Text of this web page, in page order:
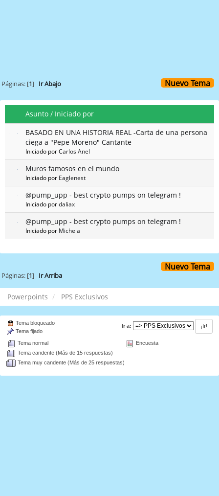
Páginas: [1] Ir Abajo Nuevo Tema
Asunto / Iniciado por
BASADO EN UNA HISTORIA REAL -Carta de una persona
ciega a "Pepe Moreno" Cantante
Iniciado porCarlos Anel
Muros famosos en el mundo
Iniciado por Eaglenest
@pump_upp - best crypto pumps on telegram !
Iniciado pordaliax
@pump_upp - best crypto pumps on telegram !
Iniciado por Michela
Nuevo Tema
Páginas: [1] Ir Arriba
Powerpoints PPS Exclusivos
Ir a:
Tema normal
Tema candente (Más de 15 respuestas)
Tema muy candente (Más de 25 respuestas)
Tema bloqueado
Tema fijado
Encuesta